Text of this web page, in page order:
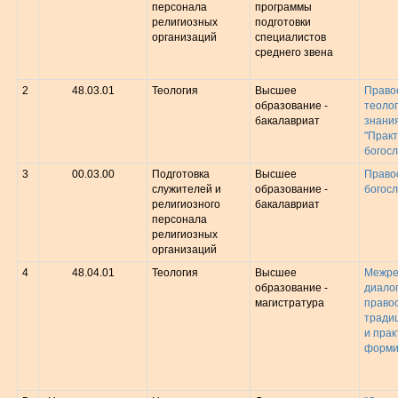
персонала
религиозных
организаций
программы
подготовки
специалистов
среднего звена
2 48.03.01 Теология
Высшее
образование -
бакалавриат
3 00.03.00
Подготовка
служителей и
религиозного
персонала
религиозных
организаций
Высшее
образование -
бакалавриат
4 48.04.01 Теология
Высшее
образование -
магистратура
и